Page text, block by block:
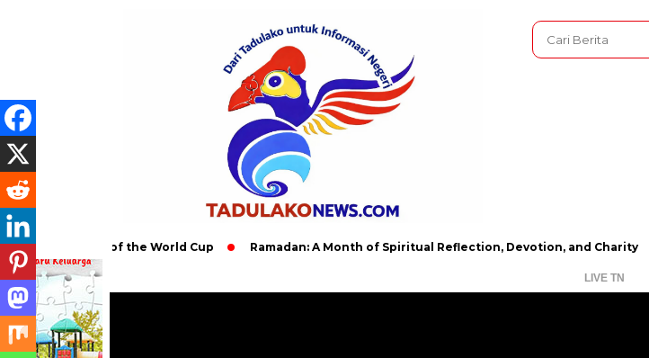
Impact of the World Cup Ramadan: A Month of Spiritual Reflection, Devotion, and Charity
LIVE TN